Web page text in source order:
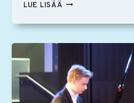
LUE LISÄÄ JÄSENILTA
RAVINTOLASSA
ALKAEN